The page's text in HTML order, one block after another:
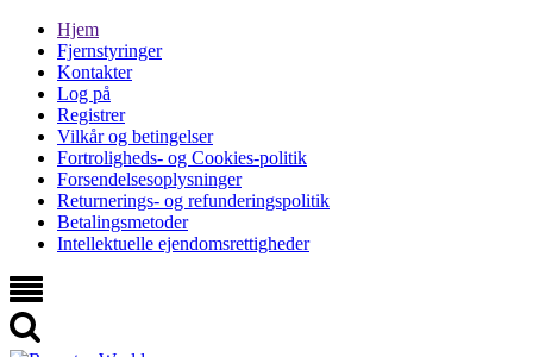
Hjem
Fjernstyringer
Kontakter
Log på
Registrer
Vilkår og betingelser
Fortroligheds- og Cookies-politik
Forsendelsesoplysninger
Returnerings- og refunderingspolitik
Betalingsmetoder
Intellektuelle ejendomsrettigheder